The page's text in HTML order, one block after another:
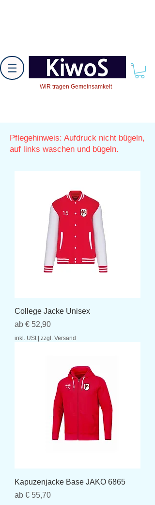
WIR tragen Gemeinsamkeit
Pflegehinweis: Aufdruck nicht bügeln,
auf links waschen und bügeln.
College Jacke Unisex
ab € 52,90
Sale-Preis
inkl. USt| zzgl. Versand
Kapuzenjacke Base JAKO 6865
ab € 55,70
Sale-Preis